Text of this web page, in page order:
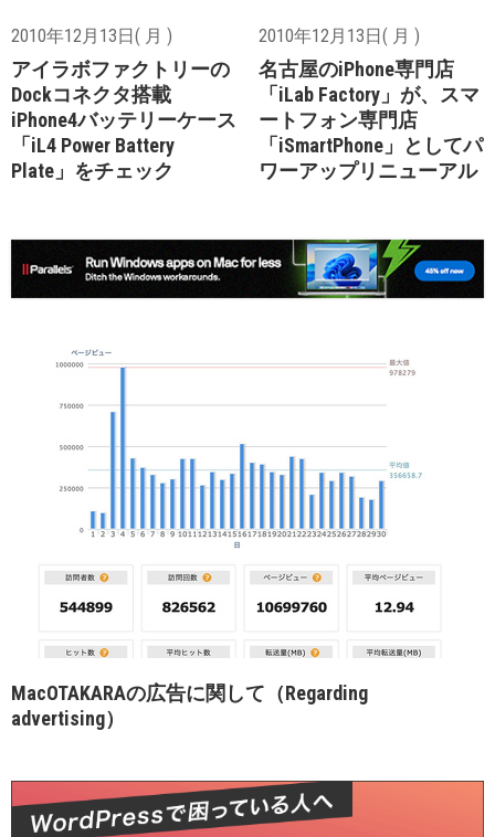
2010年12月13日( 月 )
アイラボファクトリーの
Dockコネクタ搭載
iPhone4バッテリーケース
「iL4 Power Battery
Plate」をチェック
2010年12月13日( 月 )
名古屋のiPhone専門店
「iLab Factory」が、スマ
ートフォン専門店
「iSmartPhone」としてパ
ワーアップリニューアル
MacOTAKARAの広告に関して（Regarding
advertising）